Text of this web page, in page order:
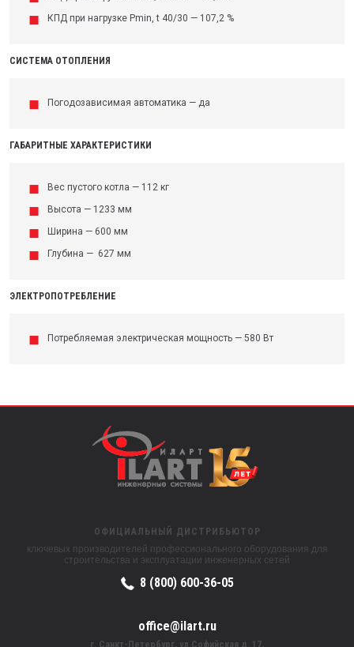
КПД при нагрузке Pmin, t 40/30 — 107,2 %
СИСТЕМА ОТОПЛЕНИЯ
Погодозависимая автоматика — да
ГАБАРИТНЫЕ ХАРАКТЕРИСТИКИ
Вес пустого котла — 112 кг
Высота — 1233 мм
Ширина — 600 мм
Глубина — 627 мм
ЭЛЕКТРОПОТРЕБЛЕНИЕ
Потребляемая электрическая мощность — 580 Вт
ОФИЦИАЛЬНЫЙ ДИСТРИБЬЮТОР
ключевых производителей профессионального оборудования для
строительства и эксплуатации инженерных сетей
8 (800) 600-36-05
office@ilart.ru
г. Санкт-Петербург, ул.Софийская д. 17,